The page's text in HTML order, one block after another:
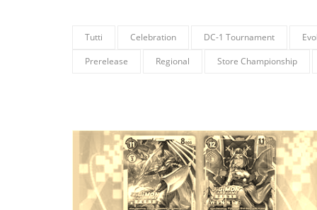
Tutti Celebration DC-1 Tournament
Prerelease
Regional Store Championship